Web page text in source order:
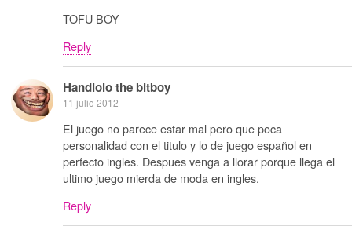
TOFU BOY
Reply
Handlolo the bitboy
11 julio 2012
El juego no parece estar mal pero que poca
personalidad con el titulo y lo de juego español en
perfecto ingles. Despues venga a llorar porque llega el
ultimo juego mierda de moda en ingles.
Reply